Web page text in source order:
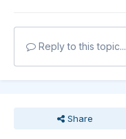
Reply to this topic...
Share